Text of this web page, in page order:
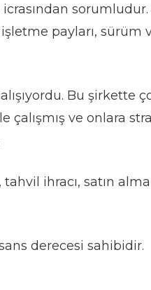
payları,
Bu şirkette
ve onlara
ihracı, satın
derecesi sahibidir.